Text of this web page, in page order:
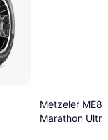
Metzeler
Marathon